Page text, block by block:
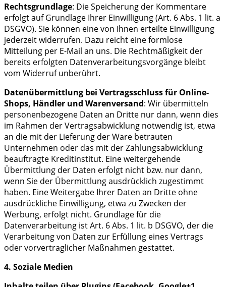
Rechtsgrundlage: Die Speicherung der Kommentare
erfolgt auf Grundlage Ihrer Einwilligung (Art. 6 Abs. 1 lit. a
DSGVO). Sie können eine von Ihnen erteilte Einwilligung
jederzeit widerrufen. Dazu reicht eine formlose
Mitteilung per E-Mail an uns. Die Rechtmäßigkeit der
bereits erfolgten Datenverarbeitungsvorgänge bleibt
vom Widerruf unberührt.
Datenübermittlung bei Vertragsschluss für Online-
Shops, Händler und Warenversand: Wir übermitteln
personenbezogene Daten an Dritte nur dann, wenn dies
im Rahmen der Vertragsabwicklung notwendig ist, etwa
an die mit der Lieferung der Ware betrauten
Unternehmen oder das mit der Zahlungsabwicklung
beauftragte Kreditinstitut. Eine weitergehende
Übermittlung der Daten erfolgt nicht bzw. nur dann,
wenn Sie der Übermittlung ausdrücklich zugestimmt
haben. Eine Weitergabe Ihrer Daten an Dritte ohne
ausdrückliche Einwilligung, etwa zu Zwecken der
Werbung, erfolgt nicht. Grundlage für die
Datenverarbeitung ist Art. 6 Abs. 1 lit. b DSGVO, der die
Verarbeitung von Daten zur Erfüllung eines Vertrags
oder vorvertraglicher Maßnahmen gestattet.
4. Soziale Medien